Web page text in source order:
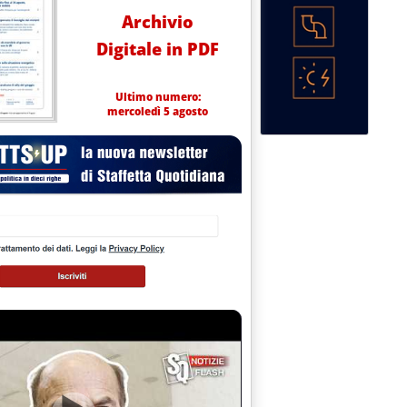
Archivio
Digitale in PDF
Ultimo numero:
mercoledì 5 agosto